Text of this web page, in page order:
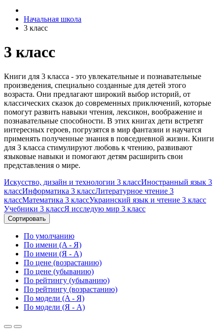
Начальная школа
3 класс
3 класс
Книги для 3 класса - это увлекательные и познавательные
произведения, специально созданные для детей этого
возраста. Они предлагают широкий выбор историй, от
классических сказок до современных приключений, которые
помогут развить навыки чтения, лексикон, воображение и
познавательные способности. В этих книгах дети встретят
интересных героев, погрузятся в мир фантазии и научатся
применять полученные знания в повседневной жизни. Книги
для 3 класса стимулируют любовь к чтению, развивают
языковые навыки и помогают детям расширить свои
представления о мире.
Искусство, дизайн и технологии 3 классИностранный язык 3
классИнформатика 3 классЛитературное чтение 3
классМатематика 3 классУкраинский язык и чтение 3 класс
Учебники 3 классЯ исследую мир 3 класс
Сортировать
По умолчанию
По имени (A - Я)
По имени (Я - A)
По цене (возрастанию)
По цене (убыванию)
По рейтингу (убыванию)
По рейтингу (возрастанию)
По модели (A - Я)
По модели (Я - A)